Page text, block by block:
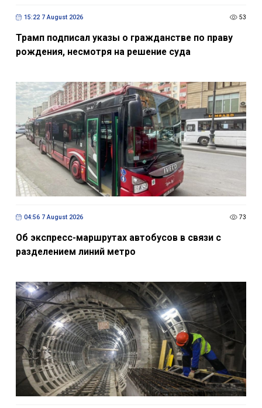
15:22 7 August 2026 53
Трамп подписал указы о гражданстве по праву
рождения, несмотря на решение суда
04:56 7 August 2026 73
Об экспресс-маршрутах автобусов в связи с
разделением линий метро